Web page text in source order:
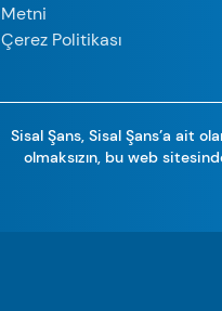
Metni
Çerez Politikası
Sisal Şans, Sisal Şans’a ait
olmaksızın, bu web